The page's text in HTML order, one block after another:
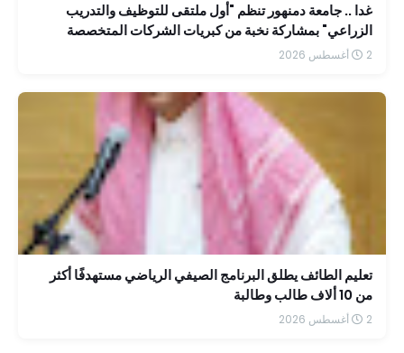
غدا .. جامعة دمنهور تنظم "أول ملتقى للتوظيف والتدريب
الزراعي" بمشاركة نخبة من كبريات الشركات المتخصصة
2 أغسطس 2026
تعليم الطائف يطلق البرنامج الصيفي الرياضي مستهدفًا أكثر
من 10 ألاف طالب وطالبة
2 أغسطس 2026